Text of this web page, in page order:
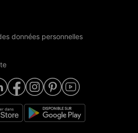
données personnelles